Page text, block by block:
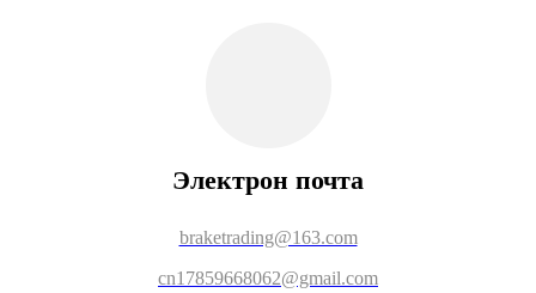
Электрон почта
braketrading@163.com
cn17859668062@gmail.com